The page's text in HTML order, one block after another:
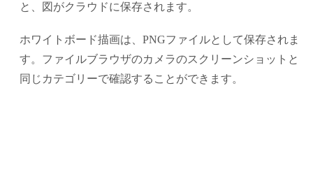
と、図がクラウドに保存されます。
ホワイトボード描画は、PNGファイルとして保存されま
す。ファイルブラウザのカメラのスクリーンショットと
同じカテゴリーで確認することができます。